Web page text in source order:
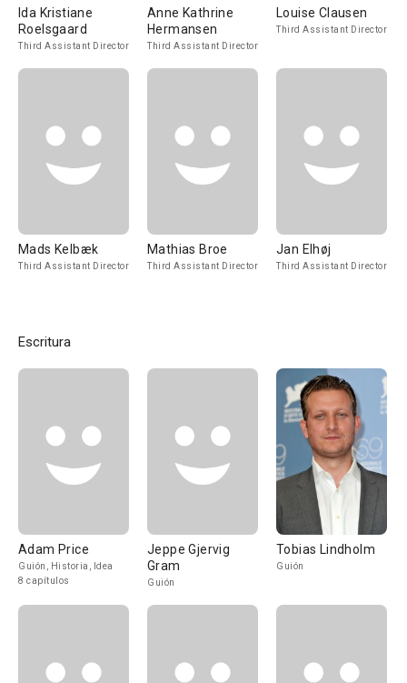
Ida Kristiane
Roelsgaard
Third Assistant Director
Anne Kathrine
Hermansen
Third Assistant Director
Louise Clausen
Third Assistant Director
Mads Kelbæk
Third Assistant Director
Mathias Broe
Third Assistant Director
Jan Elhøj
Third Assistant Director
Escritura
Adam Price
Guión, Historia, Idea
8 capítulos
Jeppe Gjervig
Gram
Guión
Tobias Lindholm
Guión